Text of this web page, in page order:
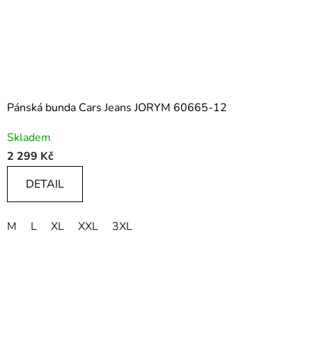
Pánská bunda Cars Jeans JORYM 60665-12
Skladem
2 299 Kč
DETAIL
M L XL XXL 3XL